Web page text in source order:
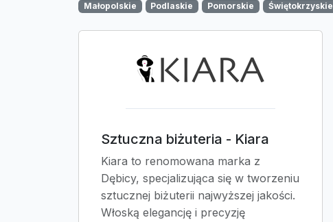
Małopolskie
Podlaskie Pomorskie Świętokrzyskie
Sztuczna biżuteria - Kiara
Kiara to renomowana marka z
Dębicy, specjalizująca się w tworzeniu
sztucznej biżuterii najwyższej jakości.
Włoską elegancję i precyzję